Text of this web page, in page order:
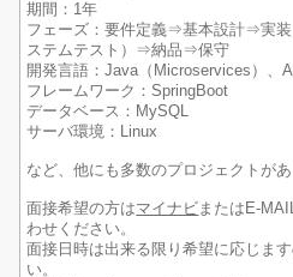
期間：1年
フェーズ：要件定義⇒基本設計⇒実
ステムテスト）⇒納品⇒保守
開発言語：Java（Microservices）、
フレームワーク：SpringBoot
データベース：MySQL
サーバ環境：Linux
など、他にも多数のプロジェクトがあ
面接希望の方はマイナビ またはE-
わせください。
面接日時は出来る限り希望に応じま
い。